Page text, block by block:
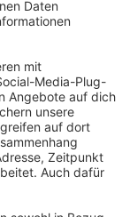
London, Paris
auch eine
, die man auch
kann. Ein
Fahrzeugen